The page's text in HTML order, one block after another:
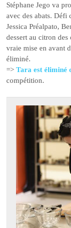
Stéphane Jego va
avec des abats. Défi
Jessica Préalpato,
dessert au citron
vraie mise en avant
éliminé.
=>Tara est éliminé
compétition.